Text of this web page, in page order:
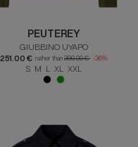
PEUTEREY
GIUBBINO UYAPO
251.00 € rather than 390.00 € -36%
S M L XL XXL